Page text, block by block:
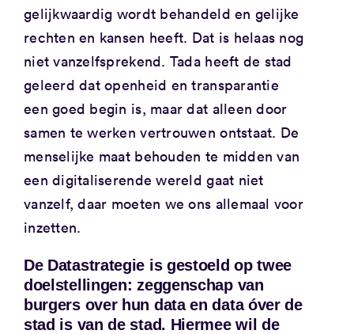
gelijkwaardig wordt behandeld en gelijke
rechten en kansen heeft. Dat is helaas nog
niet vanzelfsprekend. Tada heeft de stad
geleerd dat openheid en transparantie
een goed begin is, maar dat alleen door
samen te werken vertrouwen ontstaat. De
menselijke maat behouden te midden van
een digitaliserende wereld gaat niet
vanzelf, daar moeten we ons allemaal voor
inzetten.
De Datastrategie is gestoeld op twee
doelstellingen: zeggenschap van
burgers over hun data en data óver de
stad is van de stad. Hiermee wil de